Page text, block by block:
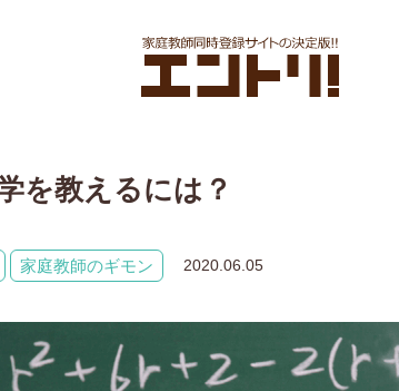
を教えるには？
家庭教師のギモン 2020.06.05